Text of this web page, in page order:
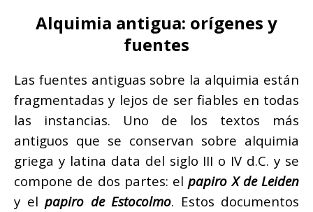
Alquimia antigua: orígenes y
fuentes
Las fuentes antiguas sobre la alquimia están
fragmentadas y lejos de ser fiables en todas
las instancias. Uno de los textos más
antiguos que se conservan sobre alquimia
griega y latina data del siglo III o IV d.C. y se
compone de dos partes: elpapiro X de Leiden
y el papiro de Estocolmo. Estos documentos